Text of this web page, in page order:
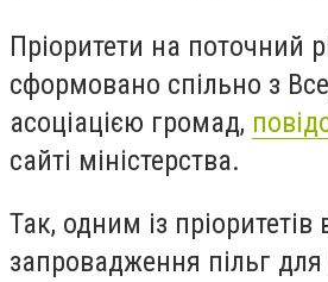
Пріоритети на поточний
сформовано спільно з
асоціацією громад,
сайті міністерства.
Так, одним із пріоритетів
запровадження пільг для